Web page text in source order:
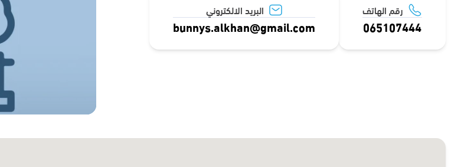
رقم الهاتف
065107444
البريد الالكتروني
bunnys.alkhan@gmail.com